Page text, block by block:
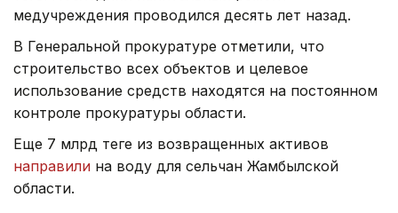
медучреждения проводился десять лет назад.
В Генеральной прокуратуре отметили, что
строительство всех объектов и целевое
использование средств находятся на постоянном
контроле прокуратуры области.
Еще 7 млрд теңге из возвращенных активов
направили на воду для сельчан Жамбылской
области.